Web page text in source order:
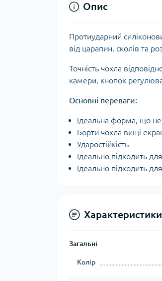
Опис
Протиударний
від царапин, сколів та
Точність чохла
камери, кнопок
Основні переваги:
Ідеальна форма, що не
Борти чохла вищі
Ударостійкість
Ідеально підходить
Ідеально підходить
Характеристики
Загальні
Колір